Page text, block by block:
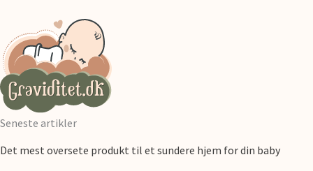
Seneste artikler
Det mest oversete produkt til et sundere hjem for din baby